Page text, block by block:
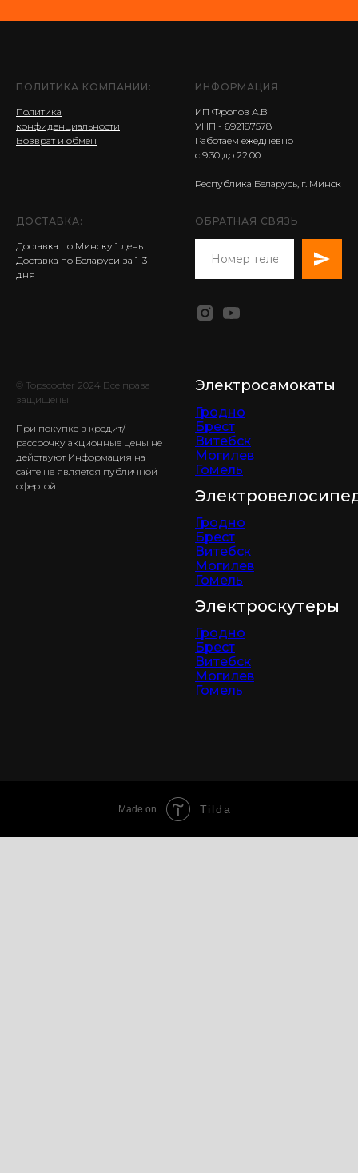
ПОЛИТИКА КОМПАНИИ:
Политика
конфиденциальности
Возврат и обмен
ИНФОРМАЦИЯ:
ИП Фролов А.В
УНП - 692187578
Работаем ежедневно
с 9:30 до 22:00
Республика Беларусь, г. Минск
ДОСТАВКА:
Доставка по Минску 1 день
Доставка по Беларуси за 1-3
дня
ОБРАТНАЯ СВЯЗЬ
© Topscooter 2024 Все права
защищены
При покупке в кредит/
рассрочку акционные цены не
действуют Информация на
сайте не является публичной
офертой
Электросамокаты
Гродно
Брест
Витебск
Могилев
Гомель
Гродно
Брест
Витебск
Могилев
Гомель
Электроскутеры
Гродно
Брест
Витебск
Могилев
Гомель
Made on Tilda